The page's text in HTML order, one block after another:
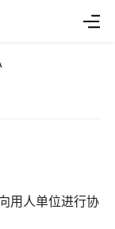
用人单位进行协